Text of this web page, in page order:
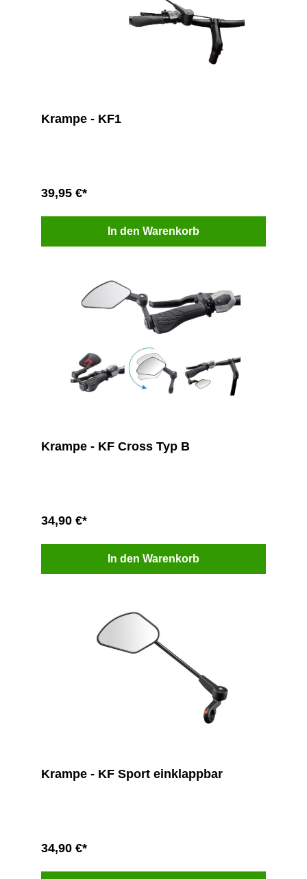
Krampe - KF1
39,95 €*
In den Warenkorb
Krampe - KF Cross Typ B
34,90 €*
In den Warenkorb
Krampe - KF Sport einklappbar
34,90 €*